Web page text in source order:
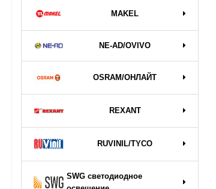
MAKEL
NE-AD/OVIVO
OSRAM/ОНЛАЙТ
REXANT
RUVINIL/TYCO
SWG светодиодное